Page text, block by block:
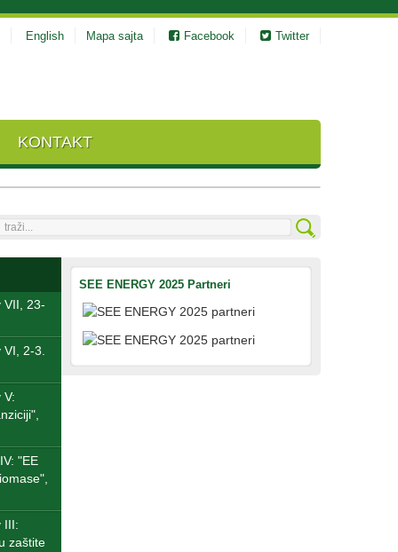
English Mapa sajta Facebook Twitter
KONTAKT
VII, 23-
2-3.
V:
"ЕЕ
III:
zaštite
SEE ENERGY 2025 Partneri